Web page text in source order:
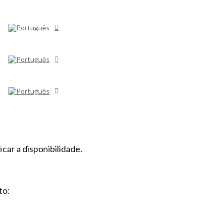
a disponibilidade.